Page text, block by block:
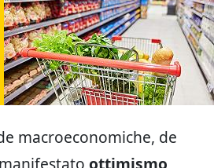
macroeconomiche, de